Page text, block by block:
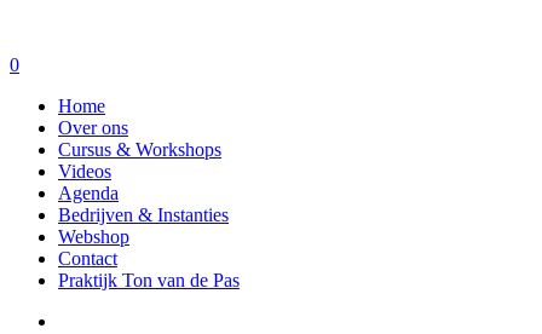
0
Home
Over ons
Cursus & Workshops
Videos
Agenda
Bedrijven & Instanties
Webshop
Contact
Praktijk Ton van de Pas